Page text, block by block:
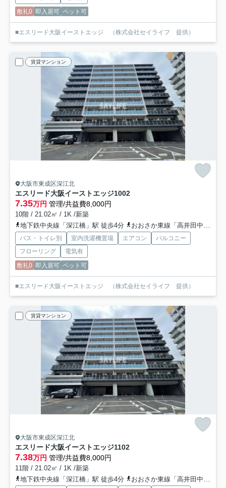
敷礼0 即入居可 ペット可
■エスリード大阪イーストエッジ （株式会社セイライフ 提供）
賃貸マンション
大阪市東成区深江北
エスリード大阪イーストエッジ1002
7.35万円 管理/共益費8,000円
10階 / 21.02㎡ / 1K /新築
地下鉄中央線「深江橋」駅 徒歩4分
おおさか東線「高井田中央」駅 徒歩15分
バス・トイレ別 室内洗濯機置場 エアコン
バルコニー
フローリング
電気有
敷礼0 即入居可 ペット可
■エスリード大阪イーストエッジ （株式会社セイライフ 提供）
賃貸マンション
大阪市東成区深江北
エスリード大阪イーストエッジ1102
7.38万円 管理/共益費8,000円
11階 / 21.02㎡ / 1K /新築
地下鉄中央線「深江橋」駅 徒歩4分
おおさか東線「高井田中央」駅 徒歩15分